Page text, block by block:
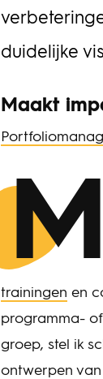
duidelijke
Maakt
M
trainingen en
programma-
groep, stel ik
ontwerpen